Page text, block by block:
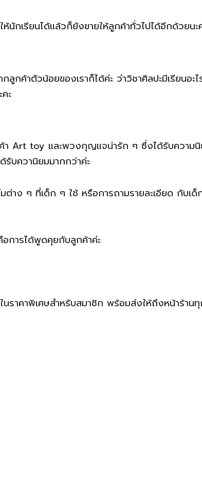
นักเรียนได้แล้วก็ยังขายให้ลูกค้าทั่วไปได้อีกด้วยนะ
กค้าตัวน้อยของเราก็ได้ค่ะ ว่าวิชาศิลปะมีเรียนอ
ะ
า Art toy และพวงกุญแจน่ารัก ๆ ซึ่งได้รับควา
รับควานิยมมากกว่าค่ะ
าง ๆ ที่เด็ก ๆ ใช้ หรือการถามรายละเอียด กับเ
อการได้พูดคุยกับลูกค้าค่ะ
นราคาพิเศษสำหรับสมาชิก พร้อมส่งให้ถึงหน้าร้าน